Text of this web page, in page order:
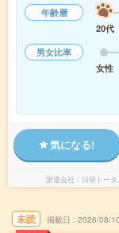
年齢層
20代
男女比率
女性
気になる!
派遣会社 日研トー
未読 掲載日 2026/08/10